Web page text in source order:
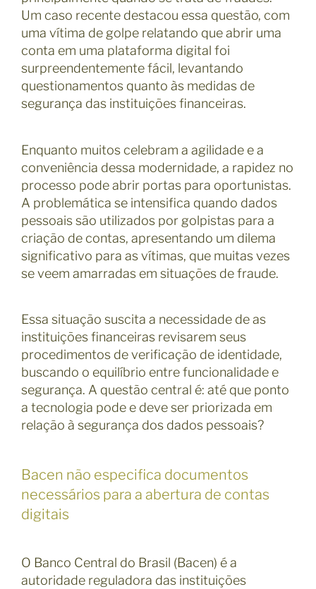
Um caso recente destacou essa questão, com
uma vítima de golpe relatando que abrir uma
conta em uma plataforma digital foi
surpreendentemente fácil, levantando
questionamentos quanto às medidas de
segurança das instituições financeiras.
Enquanto muitos celebram a agilidade e a
conveniência dessa modernidade, a rapidez no
processo pode abrir portas para oportunistas.
A problemática se intensifica quando dados
pessoais são utilizados por golpistas para a
criação de contas, apresentando um dilema
significativo para as vítimas, que muitas vezes
se veem amarradas em situações de fraude.
Essa situação suscita a necessidade de as
instituições financeiras revisarem seus
procedimentos de verificação de identidade,
buscando o equilíbrio entre funcionalidade e
segurança. A questão central é: até que ponto
a tecnologia pode e deve ser priorizada em
relação à segurança dos dados pessoais?
Bacen não especifica documentos
necessários para a abertura de contas
digitais
O Banco Central do Brasil (Bacen) é a
autoridade reguladora das instituições